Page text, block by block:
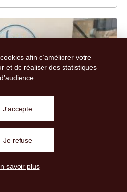
afin d’améliorer votre
et de réaliser des statistiques
d’audience.
J'accepte
Je refuse
savoir plus